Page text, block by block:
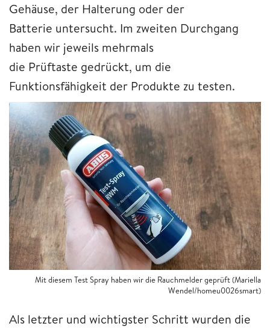
Gehäuse, der Halterung oder der
Batterie untersucht. Im zweiten Durchgang
haben wir jeweils mehrmals
die Prüftaste gedrückt, um die
Funktionsfähigkeit der Produkte zu testen.
Mit diesem Test Spray haben wir die Rauchmelder geprüft (Mariella
Wendel/homeu0026smart)
Als letzter und wichtigster Schritt wurden die